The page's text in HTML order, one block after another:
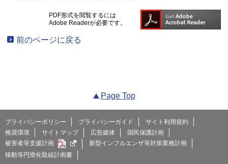
PDF形式を閲覧するには
Adobe Readerが必要です。
前のページに戻る
Page Top
プライバシーポリシー プライバシーガイド
サイト利用規約
推奨環境
サイトマップ 広告媒体
国民保護計画
被害者等支援計画
新型インフルエンザ等対策業務計画
移動等円滑化取組計画書